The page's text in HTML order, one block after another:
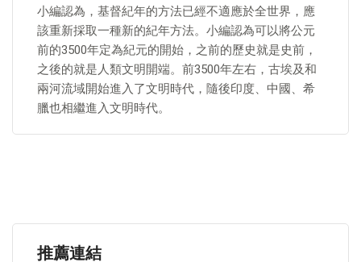
小編認為，基督紀年的方法已經不適應於全世界，應
該重新採取一種新的紀年方法。小編認為可以將公元
前的3500年定為紀元的開始，之前的歷史就是史前，
之後的就是人類文明開端。前3500年左右，古埃及和
兩河流域開始進入了文明時代，隨後印度、中國、希
臘也相繼進入文明時代。
推薦連結